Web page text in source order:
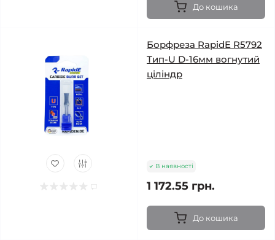
До кошика
Борфреза RapidE R5792
Тип-U D-16мм вогнутий
ціліндр
В наявності
1 172.55 грн.
До кошика